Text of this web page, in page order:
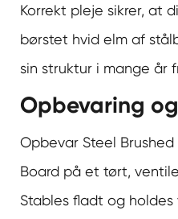
Korrekt pleje sikrer, at
børstet hvid elm af stål
sin struktur i mange år
Opbevaring
Opbevar Steel
Board på et tørt,
Stables fladt og